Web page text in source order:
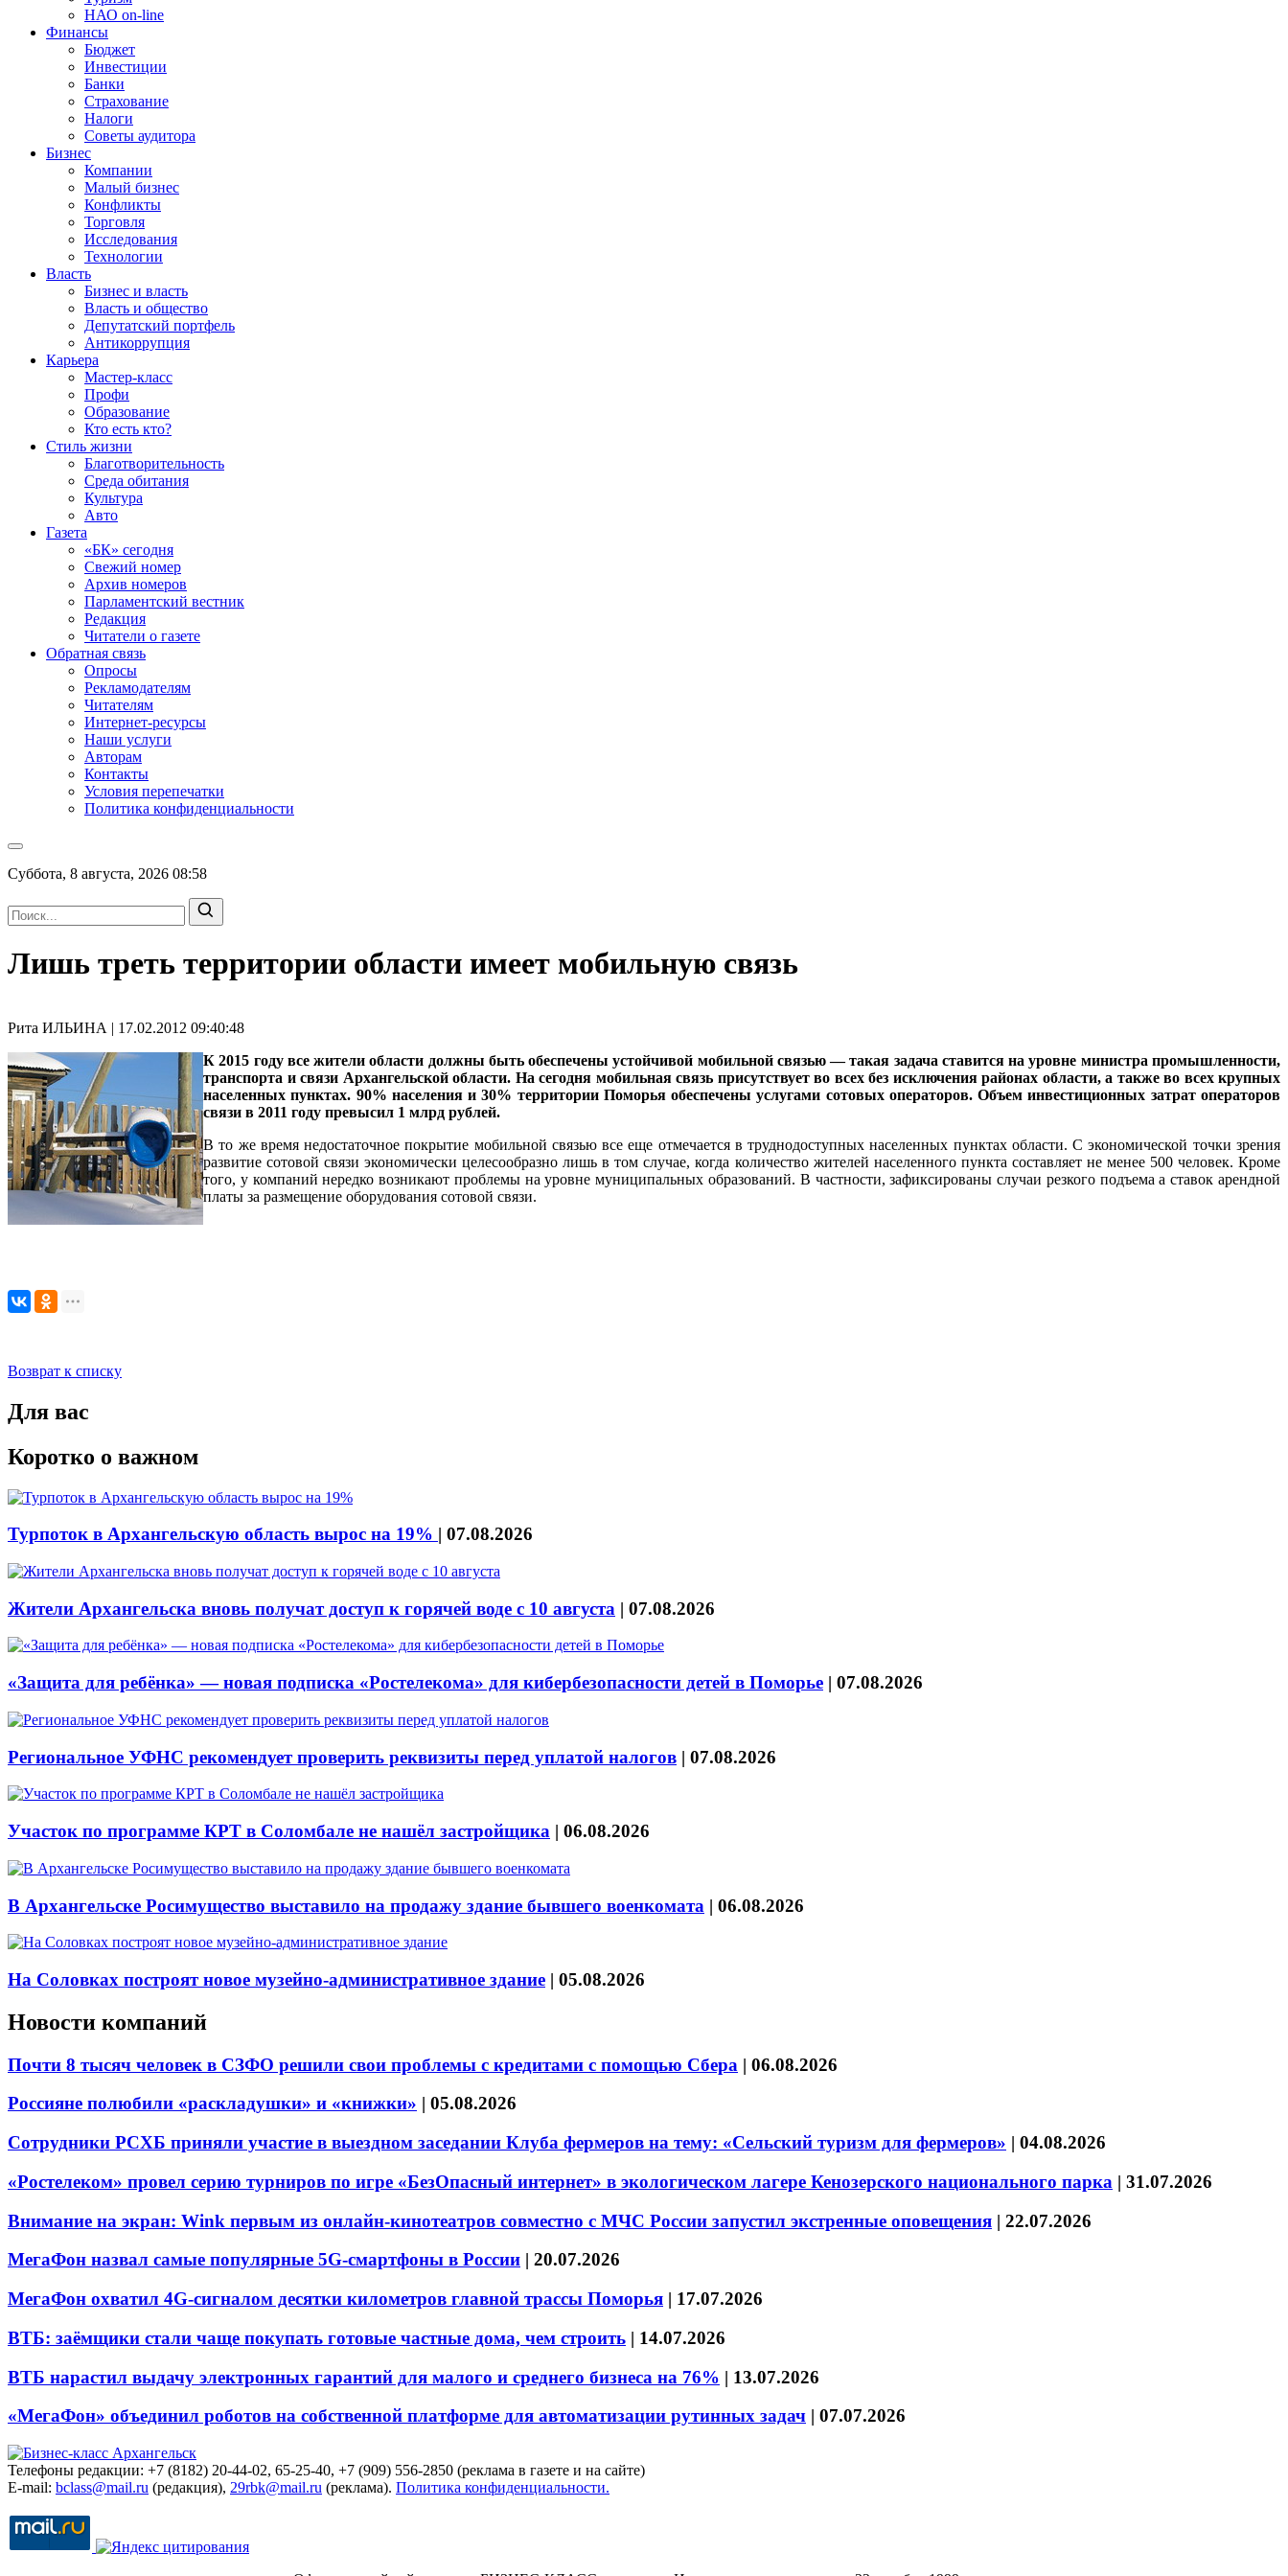
НАО on-line
Финансы
Бюджет
Инвестиции
Банки
Страхование
Налоги
Советы аудитора
Бизнес
Компании
Малый бизнес
Конфликты
Торговля
Исследования
Технологии
Власть
Бизнес и власть
Власть и общество
Депутатский портфель
Антикоррупция
Карьера
Мастер-класс
Профи
Образование
Кто есть кто?
Стиль жизни
Благотворительность
Среда обитания
Культура
Авто
Газета
«БК» сегодня
Свежий номер
Архив номеров
Парламентский вестник
Редакция
Читатели о газете
Обратная связь
Опросы
Рекламодателям
Читателям
Интернет-ресурсы
Наши услуги
Авторам
Контакты
Условия перепечатки
Политика конфиденциальности
Суббота, 8 августа, 2026 08:58
Лишь треть территории области имеет мобильную связь
Рита ИЛЬИНА | 17.02.2012 09:40:48
К 2015 году все жители области должны быть обеспечены устойчивой мобильной связью — такая задача ставится на уровне министра промышленности,
транспорта и связи Архангельской области. На сегодня мобильная связь присутствует во всех без исключения районах области, а также во всех крупных
населенных пунктах. 90% населения и 30% территории Поморья обеспечены услугами сотовых операторов. Объем инвестиционных затрат операторов
связи в 2011 году превысил 1 млрд рублей.
В то же время недостаточное покрытие мобильной связью все еще отмечается в труднодоступных населенных пунктах области. С экономической точки зрения
развитие сотовой связи экономически целесообразно лишь в том случае, когда количество жителей населенного пункта составляет не менее 500 человек. Кроме
того, у компаний нередко возникают проблемы на уровне муниципальных образований. В частности, зафиксированы случаи резкого подъема а ставок арендной
платы за размещение оборудования сотовой связи.
Возврат к списку
Для вас
Коротко о важном
Турпоток в Архангельскую область вырос на 19% | 07.08.2026
Жители Архангельска вновь получат доступ к горячей воде с 10 августа | 07.08.2026
«Защита для ребёнка» — новая подписка «Ростелекома» для кибербезопасности детей в Поморье | 07.08.2026
Региональное УФНС рекомендует проверить реквизиты перед уплатой налогов | 07.08.2026
Участок по программе КРТ в Соломбале не нашёл застройщика | 06.08.2026
В Архангельске Росимущество выставило на продажу здание бывшего военкомата | 06.08.2026
На Соловках построят новое музейно-административное здание | 05.08.2026
Новости компаний
Почти 8 тысяч человек в СЗФО решили свои проблемы с кредитами с помощью Сбера | 06.08.2026
Россияне полюбили «раскладушки» и «книжки» | 05.08.2026
Сотрудники РСХБ приняли участие в выездном заседании Клуба фермеров на тему: «Сельский туризм для фермеров» | 04.08.2026
«Ростелеком» провел серию турниров по игре «БезОпасный интернет» в экологическом лагере Кенозерского национального парка | 31.07.2026
Внимание на экран: Wink первым из онлайн-кинотеатров совместно с МЧС России запустил экстренные оповещения | 22.07.2026
МегаФон назвал самые популярные 5G-смартфоны в России | 20.07.2026
МегаФон охватил 4G-сигналом десятки километров главной трассы Поморья | 17.07.2026
ВТБ: заёмщики стали чаще покупать готовые частные дома, чем строить | 14.07.2026
ВТБ нарастил выдачу электронных гарантий для малого и среднего бизнеса на 76% | 13.07.2026
«МегаФон» объединил роботов на собственной платформе для автоматизации рутинных задач | 07.07.2026
Телефоны редакции: +7 (8182) 20-44-02, 65-25-40, +7 (909) 556-2850 (реклама в газете и на сайте)
E-mail: bclass@mail.ru (редакция), 29rbk@mail.ru (реклама). Политика конфиденциальности.